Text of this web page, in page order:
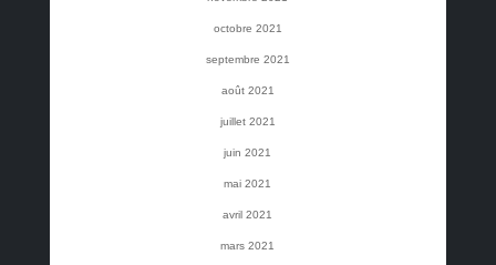
octobre 2021
septembre 2021
août 2021
juillet 2021
juin 2021
mai 2021
avril 2021
mars 2021